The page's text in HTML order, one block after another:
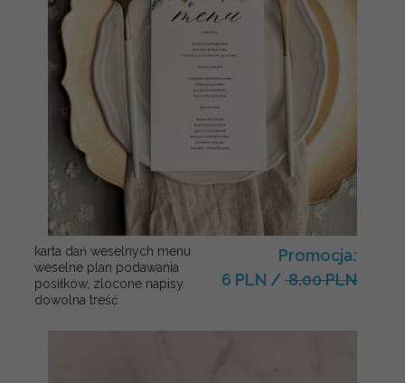
karta dań weselnych menu
weselne plan podawania
posiłków, zlocone napisy
dowolna treść
Promocja:
6 PLN / 8.00 PLN